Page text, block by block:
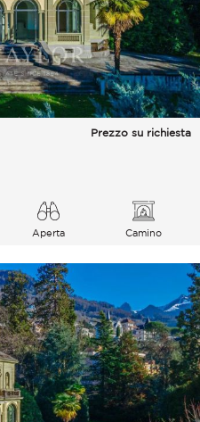
Prezzo su richiesta
Aperta
Camino